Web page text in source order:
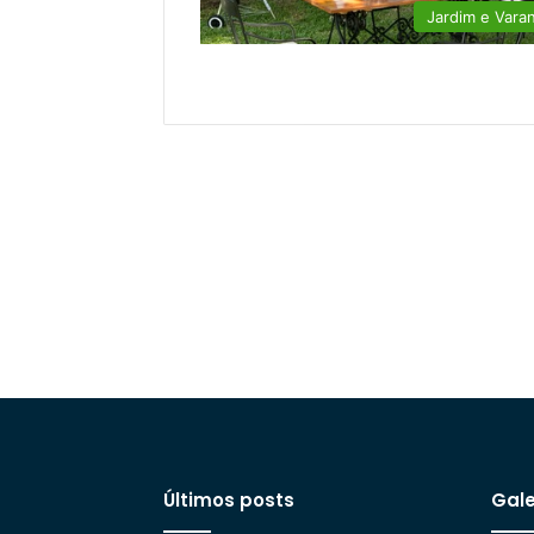
Jardim e
Últimos posts